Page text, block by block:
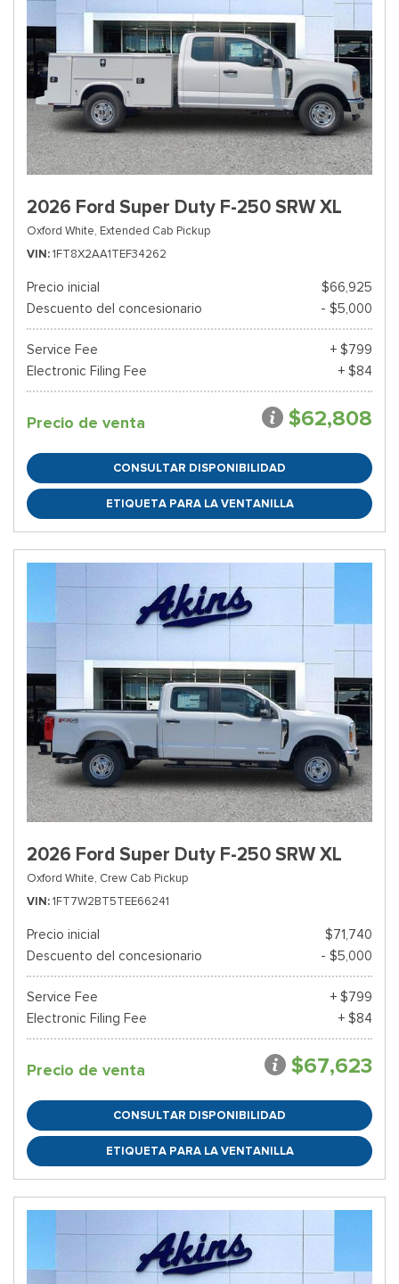
2026 Ford Super Duty F-250 SRW XL
Oxford White, Extended Cab Pickup
VIN 1FT8X2AA1TEF34262
Precio inicial
$66,925
Descuento del concesionario
- $5,000
Service Fee
+ $799
Electronic Filing Fee
+ $84
Precio de venta $62,808
CONSULTAR DISPONIBILIDAD
ETIQUETA PARA LA VENTANILLA
2026 Ford Super Duty F-250 SRW XL
Oxford White, Crew Cab Pickup
VIN 1FT7W2BT5TEE66241
Precio inicial
$71,740
Descuento del concesionario
- $5,000
Service Fee
+ $799
Electronic Filing Fee
+ $84
Precio de venta $67,623
CONSULTAR DISPONIBILIDAD
ETIQUETA PARA LA VENTANILLA